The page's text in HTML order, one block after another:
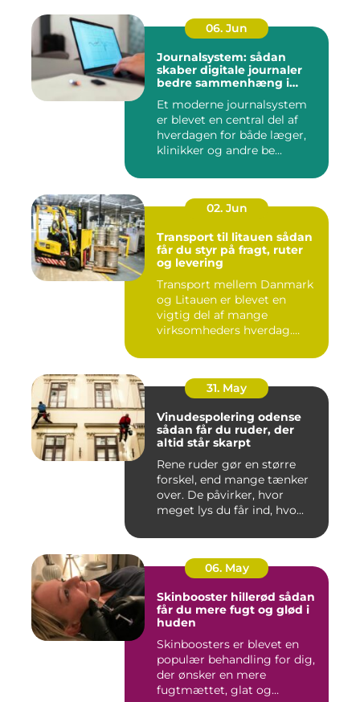
06. Jun
Journalsystem: sådan
skaber digitale journaler
bedre sammenhæng i
Et moderne journalsystem
er blevet en central del af
hverdagen for både læger,
klinikker og andre be...
02. Jun
Transport til litauen sådan
får du styr på fragt, ruter
og levering
Transport mellem Danmark
og Litauen er blevet en
vigtig del af mange
virksomheders hverdag.
31. May
Vinudespolering odense
sådan får du ruder, der
altid står skarpt
Rene ruder gør en større
forskel, end mange tænker
over. De påvirker, hvor
meget lys du får ind, hvo...
06. May
Skinbooster hillerød sådan
får du mere fugt og glød i
huden
Skinboosters er blevet en
populær behandling for dig,
der ønsker en mere
fugtmættet, glat og